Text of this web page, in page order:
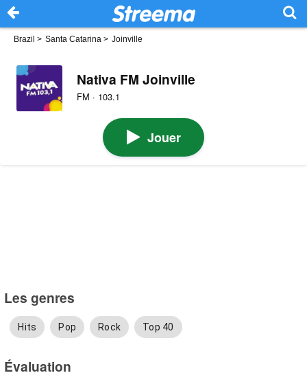
Brazil > Santa Catarina > Joinville
Nativa FM Joinville
FM · 103.1
Jouer
Les genres
Hits Pop Rock Top 40
Évaluation